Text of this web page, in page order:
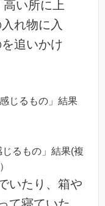
い所に上
れ物に入
追いかけ
じるもの」結果(複
いたり、箱や